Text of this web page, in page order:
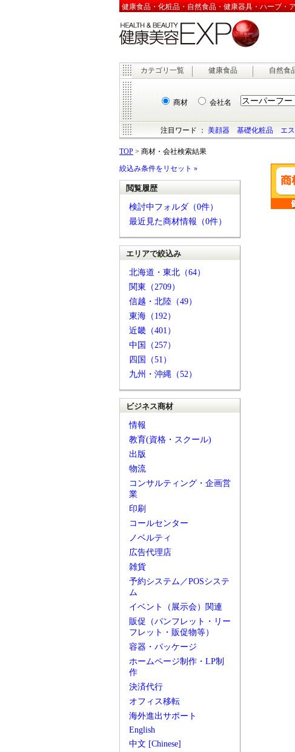
健康食品・化粧品・自然食品・健康器具・ハーブ・
カテゴリ一覧 健康食品 自然食
商材 会社名
注目ワード ：美顔器 基礎化粧品 エ
TOP > 商材・会社検索結果
絞込み条件をリセット »
閲覧履歴
検討中フォルダ（0件）
最近見た商材情報（0件）
エリアで絞込み
北海道・東北（64）
関東（2709）
信越・北陸（49）
東海（192）
近畿（401）
中国（257）
四国（51）
九州・沖縄（52）
ビジネス商材
情報
教育(資格・スクール)
出版
物流
コンサルティング・企画営
業
印刷
コールセンター
ノベルティ
広告代理店
雑貨
予約システム／POSシステ
ム
イベント（展示会）関連
販促（パンフレット・リー
フレット・販促物等）
容器・パッケージ
ホームページ制作・LP制
作
決済代行
オフィス移転
海外進出サポート
English
中文 [Chinese]